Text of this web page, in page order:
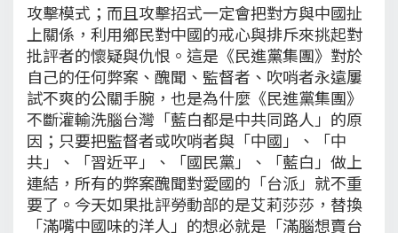
攻擊模式；而且攻擊招式一定會把對方與中國扯
上關係，利用鄉民對中國的戒心與排斥來挑起對
批評者的懷疑與仇恨。這是《民進黨集團》對於
自己的任何弊案、醜聞、監督者、吹哨者永遠屢
試不爽的公關手腕，也是為什麼《民進黨集團》
不斷灌輸洗腦台灣「藍白都是中共同路人」的原
因；只要把監督者或吹哨者與「中國」、「中
共」、「習近平」、「國民黨」、「藍白」做上
連結，所有的弊案醜聞對愛國的「台派」就不重
要了。今天如果批評勞動部的是艾莉莎莎，替換
「滿嘴中國味的洋人」的想必就是「滿腦想賣台